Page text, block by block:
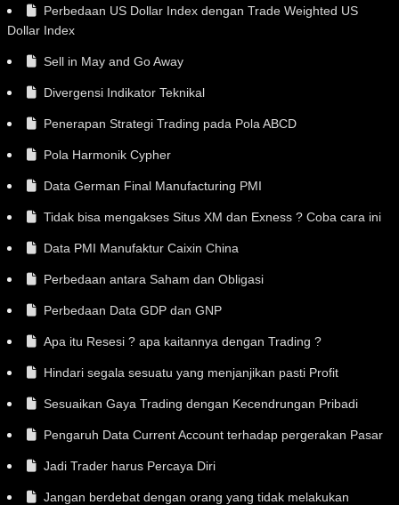
Perbedaan US Dollar Index dengan Trade Weighted US
Dollar Index
Sell in May and Go Away
Divergensi Indikator Teknikal
Penerapan Strategi Trading pada Pola ABCD
Pola Harmonik Cypher
Data German Final Manufacturing PMI
Tidak bisa mengakses Situs XM dan Exness ? Coba cara ini
Data PMI Manufaktur Caixin China
Perbedaan antara Saham dan Obligasi
Perbedaan Data GDP dan GNP
Apa itu Resesi ? apa kaitannya dengan Trading ?
Hindari segala sesuatu yang menjanjikan pasti Profit
Sesuaikan Gaya Trading dengan Kecendrungan Pribadi
Pengaruh Data Current Account terhadap pergerakan Pasar
Jadi Trader harus Percaya Diri
Jangan berdebat dengan orang yang tidak melakukan